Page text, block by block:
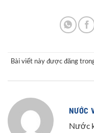
Bài viết này được đăng
NƯỚC
Nước